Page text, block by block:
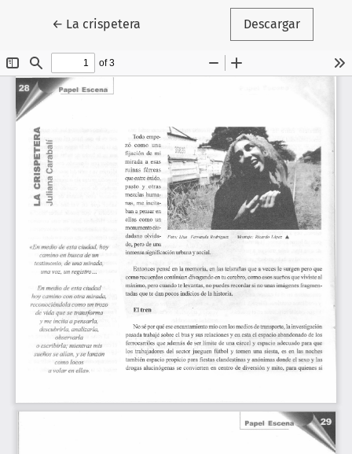
← Volver a los detalles del artículo
La crispetera Descargar